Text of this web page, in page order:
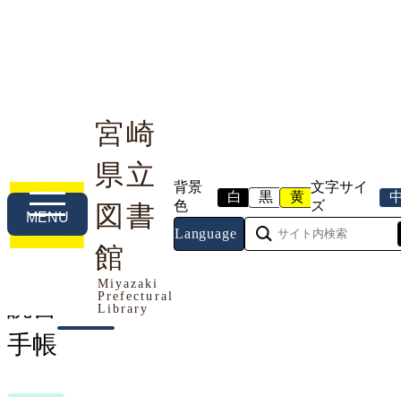
宮崎
県立
図書
館
Miyazaki
Prefectural
Library
背景
色
白 黒 黄
文字サイ
ズ
Language
MENU
利用案内 本や資料を探す 調べる・相談する
トップページ> 申請書等ダウンロード> 読書手帳
手帳